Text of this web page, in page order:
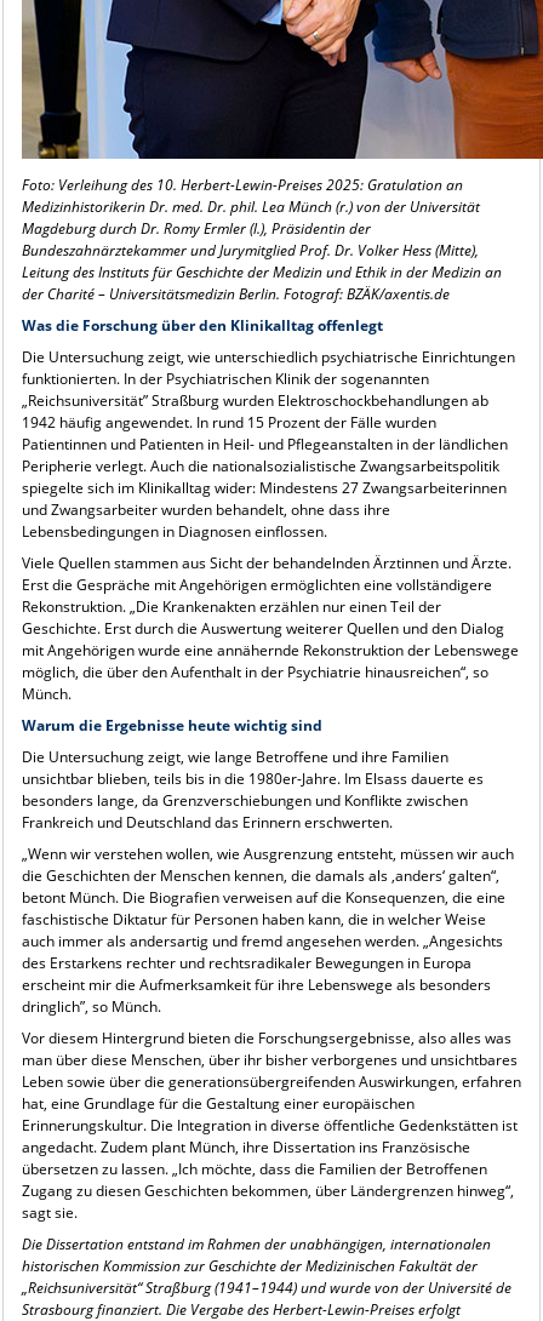
Foto: Verleihung des 10. Herbert-Lewin-Preises 2025: Gratulation an
Medizinhistorikerin Dr. med. Dr. phil. Lea Münch (r.) von der Universität
Magdeburg durch Dr. Romy Ermler (l.), Präsidentin der
Bundeszahnärztekammer und Jurymitglied Prof. Dr. Volker Hess (Mitte),
Leitung des Instituts für Geschichte der Medizin und Ethik in der Medizin an
der Charité – Universitätsmedizin Berlin. Fotograf: BZÄK/axentis.de
Was die Forschung über den Klinikalltag offenlegt
Die Untersuchung zeigt, wie unterschiedlich psychiatrische Einrichtungen
funktionierten. In der Psychiatrischen Klinik der sogenannten
„Reichsuniversität” Straßburg wurden Elektroschockbehandlungen ab
1942 häufig angewendet. In rund 15 Prozent der Fälle wurden
Patientinnen und Patienten in Heil- und Pflegeanstalten in der ländlichen
Peripherie verlegt. Auch die nationalsozialistische Zwangsarbeitspolitik
spiegelte sich im Klinikalltag wider: Mindestens 27 Zwangsarbeiterinnen
und Zwangsarbeiter wurden behandelt, ohne dass ihre
Lebensbedingungen in Diagnosen einflossen.
Viele Quellen stammen aus Sicht der behandelnden Ärztinnen und Ärzte.
Erst die Gespräche mit Angehörigen ermöglichten eine vollständigere
Rekonstruktion. „Die Krankenakten erzählen nur einen Teil der
Geschichte. Erst durch die Auswertung weiterer Quellen und den Dialog
mit Angehörigen wurde eine annähernde Rekonstruktion der Lebenswege
möglich, die über den Aufenthalt in der Psychiatrie hinausreichen“, so
Münch.
Warum die Ergebnisse heute wichtig sind
Die Untersuchung zeigt, wie lange Betroffene und ihre Familien
unsichtbar blieben, teils bis in die 1980er-Jahre. Im Elsass dauerte es
besonders lange, da Grenzverschiebungen und Konflikte zwischen
Frankreich und Deutschland das Erinnern erschwerten.
„Wenn wir verstehen wollen, wie Ausgrenzung entsteht, müssen wir auch
die Geschichten der Menschen kennen, die damals als ‚anders‘ galten“,
betont Münch. Die Biografien verweisen auf die Konsequenzen, die eine
faschistische Diktatur für Personen haben kann, die in welcher Weise
auch immer als andersartig und fremd angesehen werden. „Angesichts
des Erstarkens rechter und rechtsradikaler Bewegungen in Europa
erscheint mir die Aufmerksamkeit für ihre Lebenswege als besonders
dringlich”, so Münch.
Vor diesem Hintergrund bieten die Forschungsergebnisse, also alles was
man über diese Menschen, über ihr bisher verborgenes und unsichtbares
Leben sowie über die generationsübergreifenden Auswirkungen, erfahren
hat, eine Grundlage für die Gestaltung einer europäischen
Erinnerungskultur. Die Integration in diverse öffentliche Gedenkstätten ist
angedacht. Zudem plant Münch, ihre Dissertation ins Französische
übersetzen zu lassen. „Ich möchte, dass die Familien der Betroffenen
Zugang zu diesen Geschichten bekommen, über Ländergrenzen hinweg“,
sagt sie.
Die Dissertation entstand im Rahmen der unabhängigen, internationalen
historischen Kommission zur Geschichte der Medizinischen Fakultät der
„Reichsuniversität“ Straßburg (1941–1944) und wurde von der Université de
Strasbourg finanziert. Die Vergabe des Herbert-Lewin-Preises erfolgt